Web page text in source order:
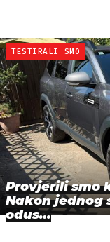
TESTIRALI SMO
Provjerili smo
Nakon jednog
odus…